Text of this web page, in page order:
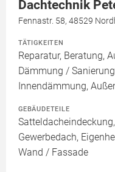
Dachtechnik
Fennastr. 58, 48529
TÄTIGKEITEN
Reparatur, Beratung,
Dämmung /
Innendämmung,
GEBÄUDETEILE
Gewerbedach,
Wand / Fassade